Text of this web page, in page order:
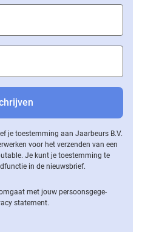
je toestemming aan Jaarbeurs B.V.
voor het verzenden van een
Je kunt je toestemming te
in de nieuwsbrief.
met jouw per­soons­ge­ge­
statement.